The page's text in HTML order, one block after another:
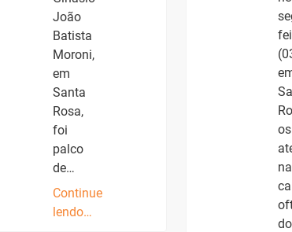
João
Batista
Moroni,
em
Santa
Rosa,
foi
palco
de…
Continue
lendo…
os
do